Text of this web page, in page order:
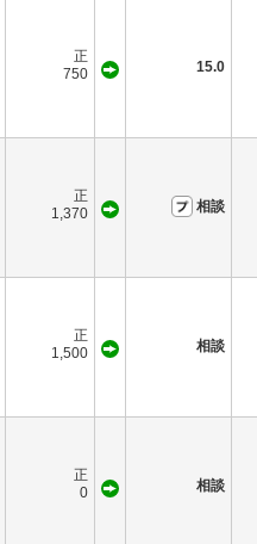
正
750
15.0
正
1,370
相談
正
1,500
相談
正
0
相談